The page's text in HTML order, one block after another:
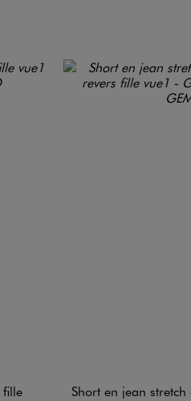
fille
Short en jean stretch à